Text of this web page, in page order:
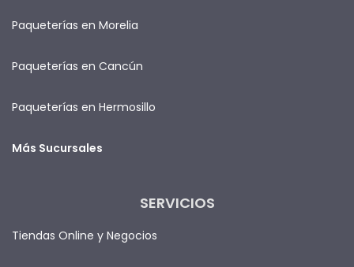
Paqueterías en Morelia
Paqueterías en Cancún
Paqueterías en Hermosillo
Más Sucursales
SERVICIOS
Tiendas Online y Negocios